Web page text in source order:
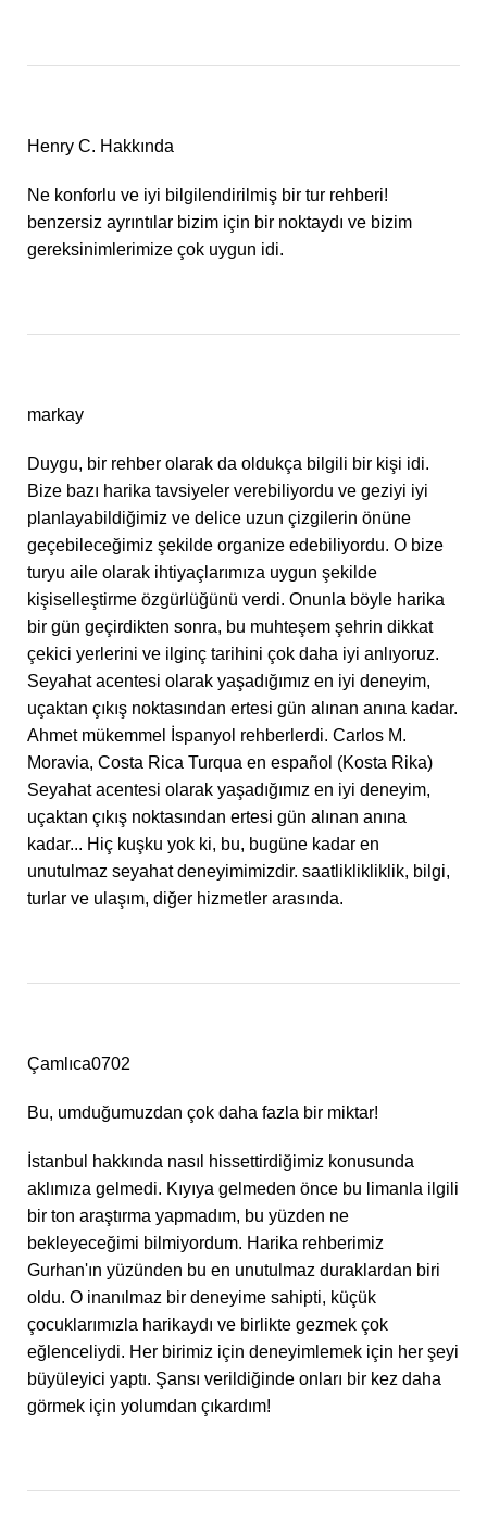
Henry C. Hakkında
Ne konforlu ve iyi bilgilendirilmiş bir tur rehberi!
benzersiz ayrıntılar bizim için bir noktaydı ve bizim
gereksinimlerimize çok uygun idi.
markay
Duygu, bir rehber olarak da oldukça bilgili bir kişi idi.
Bize bazı harika tavsiyeler verebiliyordu ve geziyi iyi
planlayabildiğimiz ve delice uzun çizgilerin önüne
geçebileceğimiz şekilde organize edebiliyordu. O bize
turyu aile olarak ihtiyaçlarımıza uygun şekilde
kişiselleştirme özgürlüğünü verdi. Onunla böyle harika
bir gün geçirdikten sonra, bu muhteşem şehrin dikkat
çekici yerlerini ve ilginç tarihini çok daha iyi anlıyoruz.
Seyahat acentesi olarak yaşadığımız en iyi deneyim,
uçaktan çıkış noktasından ertesi gün alınan anına kadar.
Ahmet mükemmel İspanyol rehberlerdi. Carlos M.
Moravia, Costa Rica Turqua en español (Kosta Rika)
Seyahat acentesi olarak yaşadığımız en iyi deneyim,
uçaktan çıkış noktasından ertesi gün alınan anına
kadar... Hiç kuşku yok ki, bu, bugüne kadar en
unutulmaz seyahat deneyimimizdir. saatliklikliklik, bilgi,
turlar ve ulaşım, diğer hizmetler arasında.
Çamlıca0702
Bu, umduğumuzdan çok daha fazla bir miktar!
İstanbul hakkında nasıl hissettirdiğimiz konusunda
aklımıza gelmedi. Kıyıya gelmeden önce bu limanla ilgili
bir ton araştırma yapmadım, bu yüzden ne
bekleyeceğimi bilmiyordum. Harika rehberimiz
Gurhan'ın yüzünden bu en unutulmaz duraklardan biri
oldu. O inanılmaz bir deneyime sahipti, küçük
çocuklarımızla harikaydı ve birlikte gezmek çok
eğlenceliydi. Her birimiz için deneyimlemek için her şeyi
büyüleyici yaptı. Şansı verildiğinde onları bir kez daha
görmek için yolumdan çıkardım!